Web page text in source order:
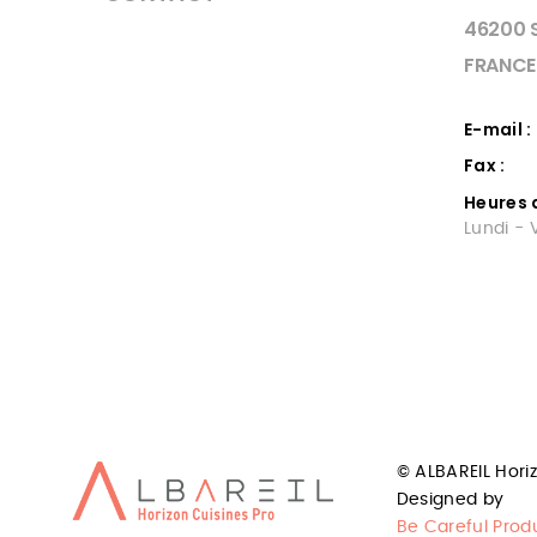
46200
FRANCE
E-mail :
Fax :
Heures
Lundi -
Installation frigorifique, ventilation,
chambre froide. Albareil quercinox
professionnel grande cuisine
lot
© ALBAREIL
Designed by
Be Careful